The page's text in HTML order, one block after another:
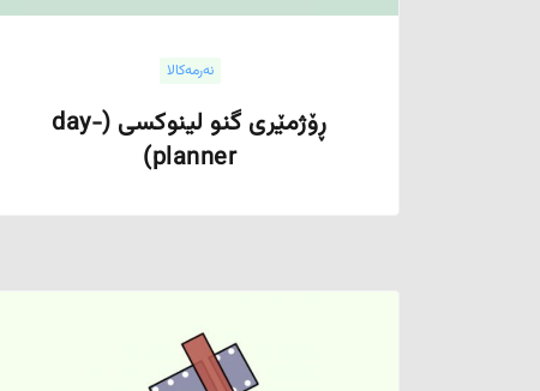
نەرمەکالا
ڕۆژمێری گنو لینوکسی (day-
planner)